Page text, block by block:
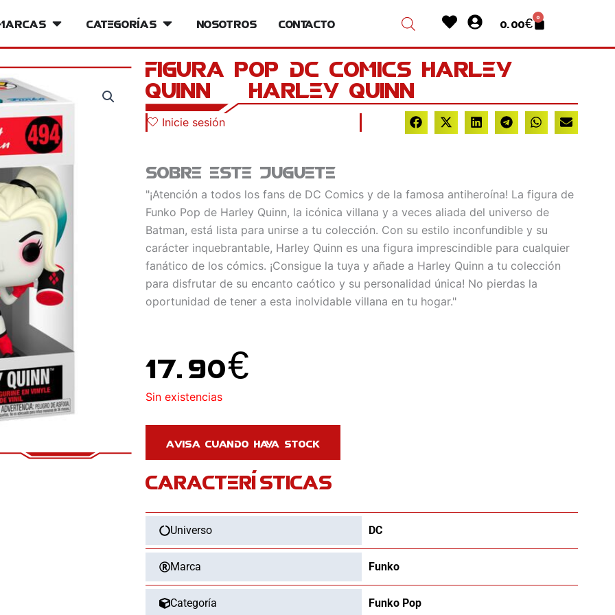
Open MarcasCategorías Open Categorías
Nosotros Contacto HeartUser-
circle
0.00€ 0
Cart
Figura POP DC Comics Harley
Quinn – Harley Quinn
Inicie sesión
Sobre este juguete
"¡Atención a todos los fans de DC Comics y de la famosa antiheroína! La figura de
Funko Pop de Harley Quinn, la icónica villana y a veces aliada del universo de
Batman, está lista para unirse a tu colección. Con su estilo inconfundible y su
carácter inquebrantable, Harley Quinn es una figura imprescindible para cualquier
fanático de los cómics. ¡Consigue la tuya y añade a Harley Quinn a tu colección
para disfrutar de su encanto caótico y su personalidad única! No pierdas la
oportunidad de tener a esta inolvidable villana en tu hogar."
17.90€
Sin existencias
CARACTERÍSTICAS
Universo DC
Marca Funko
Categoría Funko Pop